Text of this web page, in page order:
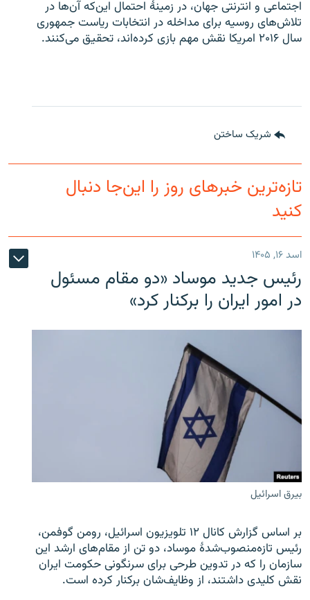
اجتماعی و انترنتی جهان، در زمینۀ احتمال این‌که آن‌ها در
تلاش‌های روسیه برای مداخله در انتخابات ریاست جمهوری
سال ۲۰۱۶ امریکا نقش مهم بازی کرده‌اند، تحقیق می‌کنند.
شریک ساختن
تازه‌ترین خبرهای روز را این‌جا دنبال
کنید
اسد ۱۶, ۱۴۰۵
رئیس جدید موساد «دو مقام مسئول
در امور ایران را برکنار کرد»
بیرق اسرائیل
بر اساس گزارش کانال ۱۲ تلویزیون اسرائیل، رومن گوفمن،
رئیس تازه‌منصوب‌شدۀ موساد، دو تن از مقام‌های ارشد این
سازمان را که در تدوین طرحی برای سرنگونی حکومت ایران
نقش کلیدی داشتند، از وظایف‌شان برکنار کرده است.